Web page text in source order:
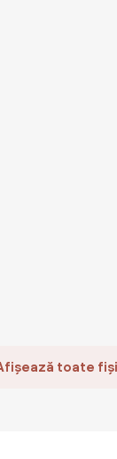
toate